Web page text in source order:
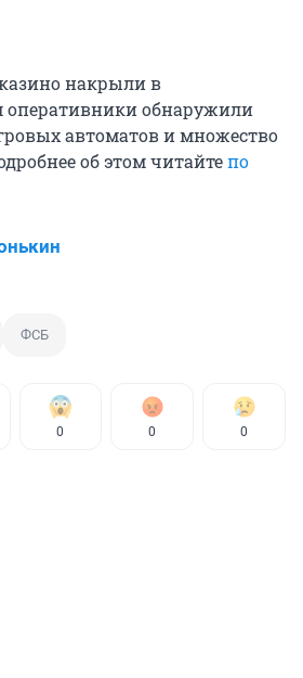
накрыли в
оперативники обнаружили
автоматов и множество
об этом читайтепо
ФСБ
0 0 0